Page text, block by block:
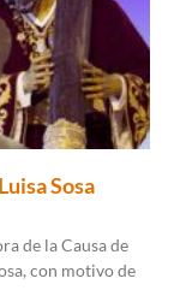
Sosa
de la Causa de
con motivo de